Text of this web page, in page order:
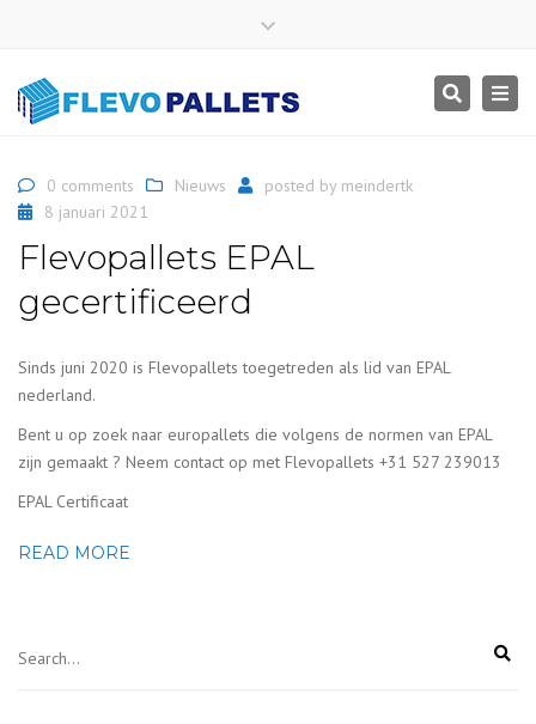
bar
Search
0 comments Nieuws posted by meindertk
8 januari 2021
Flevopallets EPAL
gecertificeerd
Sinds juni 2020 is Flevopallets toegetreden als lid van EPAL
nederland.
Bent u op zoek naar europallets die volgens de normen van EPAL
zijn gemaakt ? Neem contact op met Flevopallets +31 527 239013
EPAL Certificaat
READ MORE